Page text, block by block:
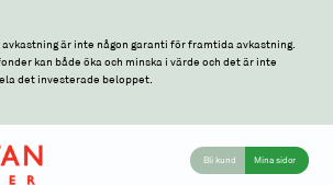
är inte någon garanti för framtida avkastning.
kan både öka och minska i värde och det är inte
det investerade beloppet.
Bli kund Mina sidor